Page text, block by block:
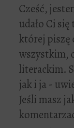
Cześć,
udało Ci
której piszę
wszystkim,
literackim.
jak i ja -
Jeśli masz